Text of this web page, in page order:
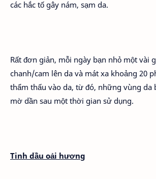
các hắc tố gây nám, sạm da.
Rất đơn giản, mỗi ngày bạn nhỏ một vài
chanh/cam lên da và mát xa khoảng 20
thẩm thấu vào da, từ đó, những vùng da
mờ dần sau một thời gian sử dụng.
Tinh dầu oải hương